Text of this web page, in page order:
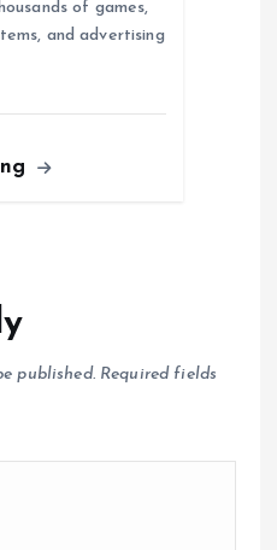
of games,
and advertising
published. Required fields